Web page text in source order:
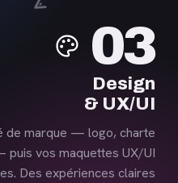
03
Design
& UX/UI
savoir
plus
de marque — logo, charte
vos maquettes UX/UI
Des expériences claires